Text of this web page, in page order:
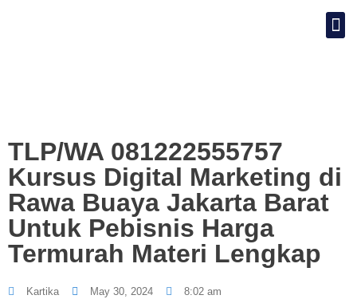
TLP/WA 081222555757
Kursus Digital Marketing di
Rawa Buaya Jakarta Barat
Untuk Pebisnis Harga
Termurah Materi Lengkap
Kartika May 30, 2024 8:02 am